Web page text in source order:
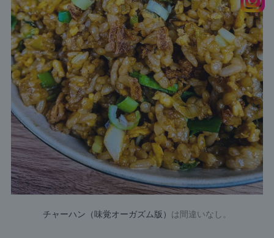
チャーハン（味覚オーガズム版） は間違いなし。